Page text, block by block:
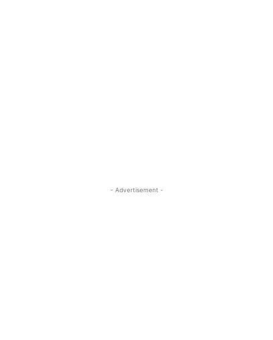
- Advertisement -